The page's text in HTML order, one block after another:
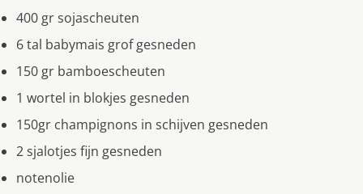
400 gr sojascheuten
6 tal babymais grof gesneden
150 gr bamboescheuten
1 wortel in blokjes gesneden
150gr champignons in schijven gesneden
2 sjalotjes fijn gesneden
notenolie